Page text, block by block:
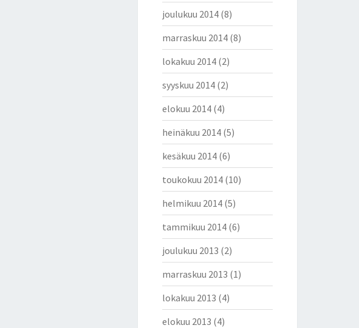
joulukuu 2014(8)
marraskuu 2014(8)
lokakuu 2014(2)
syyskuu 2014(2)
elokuu 2014(4)
heinäkuu 2014(5)
kesäkuu 2014(6)
toukokuu 2014(10)
helmikuu 2014(5)
tammikuu 2014(6)
joulukuu 2013 (2)
marraskuu 2013 (1)
lokakuu 2013 (4)
elokuu 2013 (4)